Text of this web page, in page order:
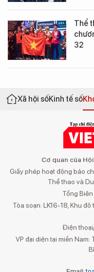
Thể
32
Xã hội sốKinh tế số
Cơ quan của
Giấy phép hoạt động báo
Thể thao và
Tổng Biên
Tòa soạn: LK16-18, Khu
Điện
VP đại diện tại miền Nam: